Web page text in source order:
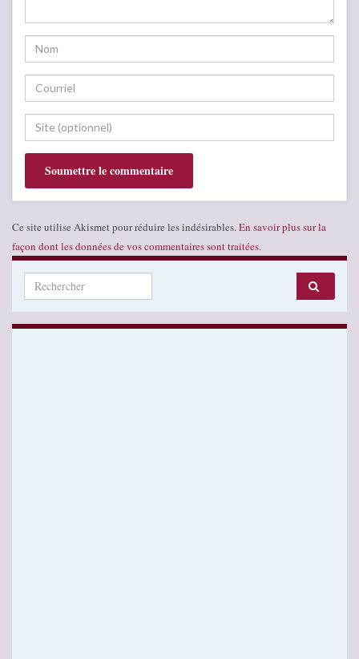
Ce site utilise Akismet pour réduire les indésirables. En savoir plus sur la
façon dont les données de vos commentaires sont traitées.
Search for: